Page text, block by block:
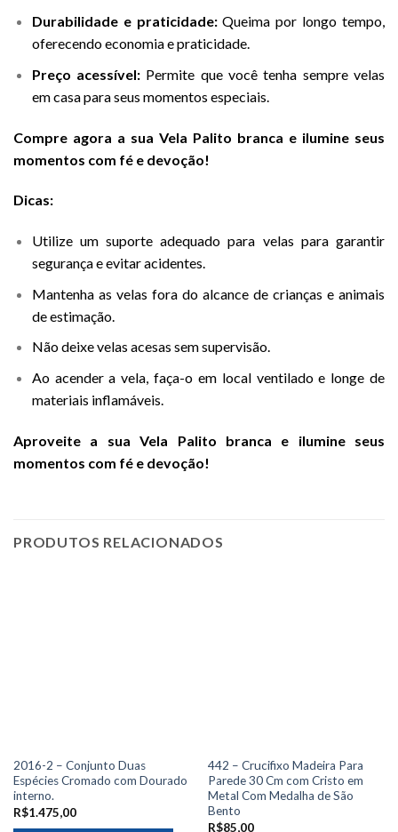
Durabilidade e praticidade:Queima por longo tempo,
oferecendo economia e praticidade.
Preço acessível: Permite que você tenha sempre velas
em casa para seus momentos especiais.
Compre agora a sua Vela Palito branca e ilumine seus
momentos com fé e devoção!
Dicas:
Utilize um suporte adequado para velas para garantir
segurança e evitar acidentes.
Mantenha as velas fora do alcance de crianças e animais
de estimação.
Não deixe velas acesas sem supervisão.
Ao acender a vela, faça-o em local ventilado e longe de
materiais inflamáveis.
Aproveite a sua Vela Palito branca e ilumine seus
momentos com fé e devoção!
PRODUTOS RELACIONADOS
2016-2 – Conjunto Duas
Espécies Cromado com Dourado
interno.
R$1.475,00
442 – Crucifixo Madeira Para
Parede 30 Cm com Cristo em
Metal Com Medalha de São
Bento
R$85,00